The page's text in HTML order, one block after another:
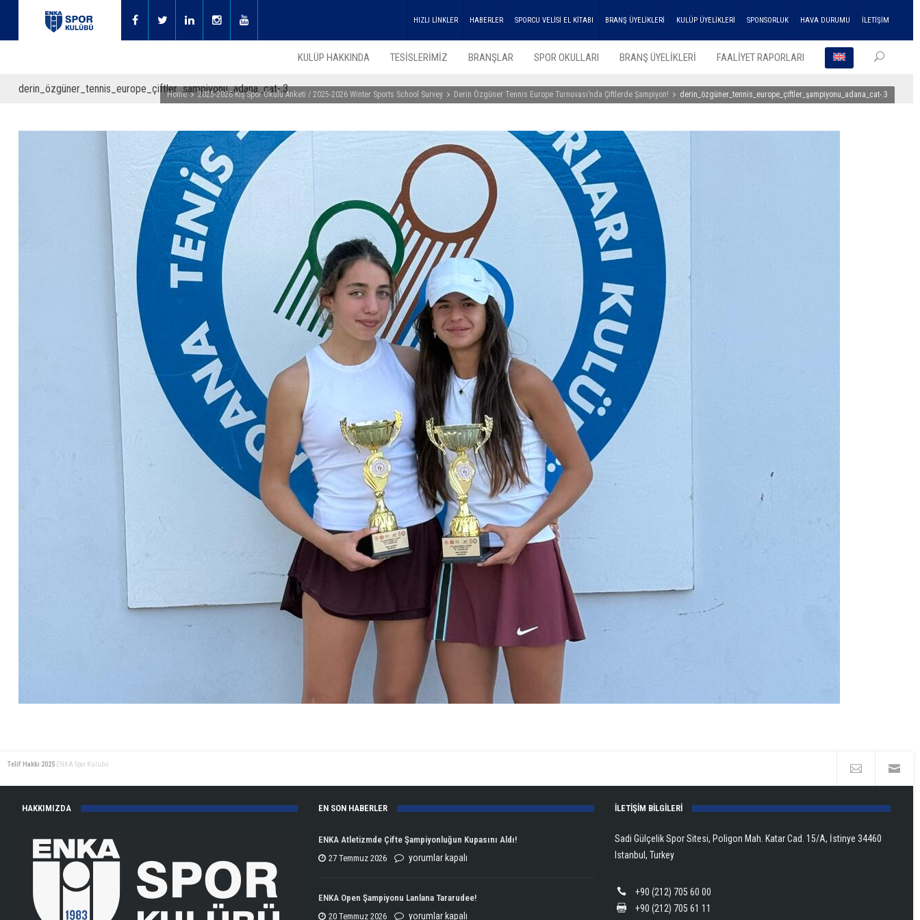
HIZLI LİNKLER HABERLER SPORCU VELİSİ EL KİTABI BRANŞ ÜYELİKLERİ KULÜP ÜYELİKLERİ SPONSORLUK HAVA DURUMU İLETİŞİM
KULÜP HAKKINDA TESİSLERİMİZ BRANŞLAR SPOR OKULLARI BRANŞ ÜYELİKLERİ FAALİYET RAPORLARI
derin_özgüner_tennis_europe_çiftler_şampiyonu_adana_cat-.3
Home 2025-2026 Kış Spor Okulu Anketi / 2025-2026 Winter Sports School Survey Derin Özgüner Tennis Europe Turnuvası’nda Çiftlerde Şampiyon! derin_özgüner_tennis_europe_çiftler_şampiyonu_adana_cat-.3
Telif Hakkı 2025 ENKA Spor Kulübü
HAKKIMIZDA EN SON HABERLER
ENKA Atletizmde Çifte Şampiyonluğun Kupasını Aldı!
27 Temmuz 2026
ENKA
Çifte
Şampiyonluğun
yorumlar kapalı
ENKA Open Şampiyonu Lanlana Tararudee!
20 Temmuz 2026
ENKA
yorumlar kapalı
İLETİŞİM BİLGİLERİ
Sadi Gülçelik Spor Sitesi, Poligon Mah. Katar Cad. 15/A, İstinye 34460
Istanbul, Turkey
+90 (212) 705 60 00
+90 (212) 705 61 11